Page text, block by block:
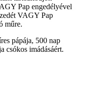
Pap engedélyével
VAGY Pap
műre.
pápája, 500 nap
csókos imádásáért.